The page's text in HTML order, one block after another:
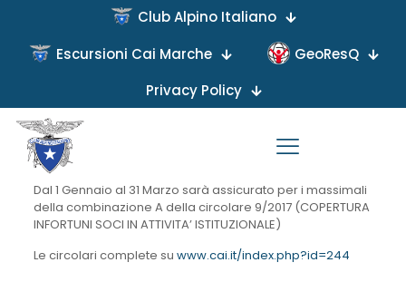
Club Alpino Italiano
Escursioni Cai Marche
GeoResQ
Privacy Policy
La novità del 2019 prevede l’estensione della copertura al
31 Marzo anche per il massimale integrativo.
Si ricorda che per il 2018, chiunque avesse chiesto il
massimale integrativo, sarà coperto fino al 31 Dicembre.
Dal 1 Gennaio al 31 Marzo sarà assicurato per i massimali
della combinazione A della circolare 9/2017 (COPERTURA
INFORTUNI SOCI IN ATTIVITA’ ISTITUZIONALE)
Le circolari complete su www.cai.it/index.php?id=244